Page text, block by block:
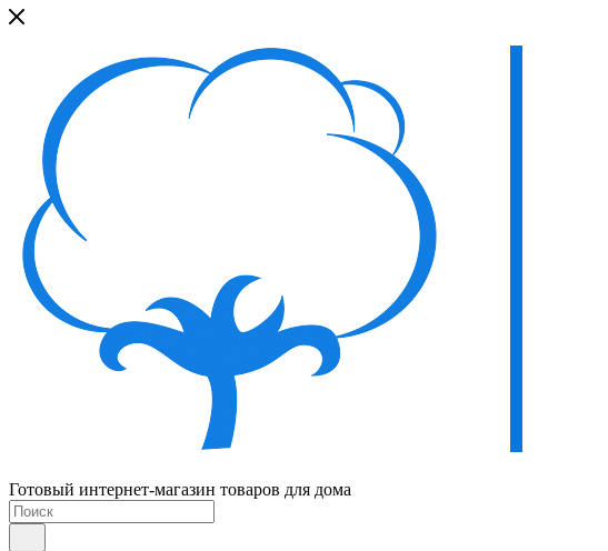
Готовый интернет-магазин товаров для дома